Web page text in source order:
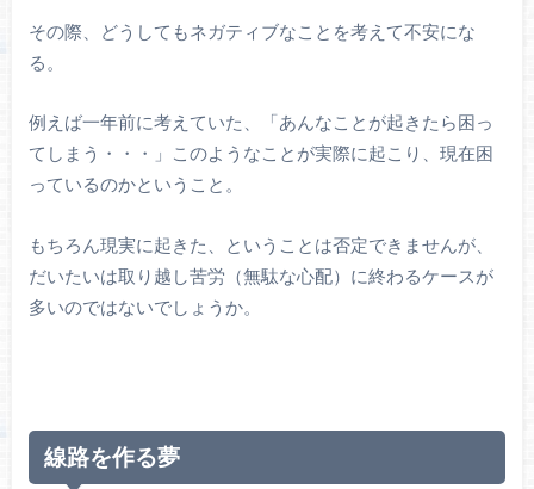
その際、どうしてもネガティブなことを考えて不安にな
る。
例えば一年前に考えていた、「あんなことが起きたら困っ
てしまう・・・」このようなことが実際に起こり、現在困
っているのかということ。
もちろん現実に起きた、ということは否定できませんが、
だいたいは取り越し苦労（無駄な心配）に終わるケースが
多いのではないでしょうか。
線路を作る夢